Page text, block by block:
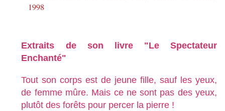
1998
Extraits de son livre "Le Spectateur
Enchanté"
Tout son corps est de jeune fille, sauf les yeux,
de femme mûre. Mais ce ne sont pas des yeux,
plutôt des forêts pour percer la pierre !